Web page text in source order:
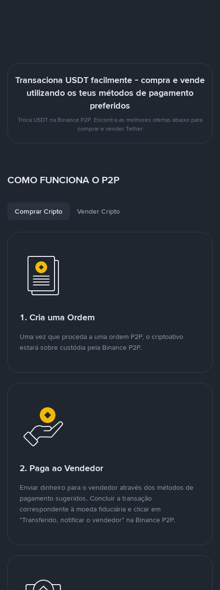
Transaciona USDT facilmente - compra e vende
utilizando os teus métodos de pagamento
preferidos
Troca USDT na Binance P2P. Encontra as melhores ofertas abaixo para
comprar e vender Tether
COMO FUNCIONA O P2P
Comprar Cripto Vender Cripto
1. Cria uma Ordem
Uma vez que proceda a uma ordem P2P, o criptoativo
estará sobre custódia pela Binance P2P.
2. Paga ao Vendedor
Enviar dinheiro para o vendedor através dos métodos de
pagamento sugeridos. Concluir a transação
correspondente à moeda fiduciária e clicar em
"Transferido, notificar o vendedor" na Binance P2P.